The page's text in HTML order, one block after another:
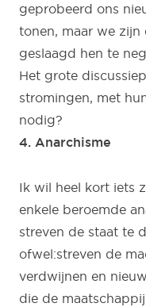
geprobeerd ons
tonen, maar we zijn
geslaagd hen te
Het grote
stromingen, met
nodig?
4. Anarchisme
Ik wil heel kort iets
enkele beroemde
streven de staat te
ofwel:streven de
verdwijnen en
die de